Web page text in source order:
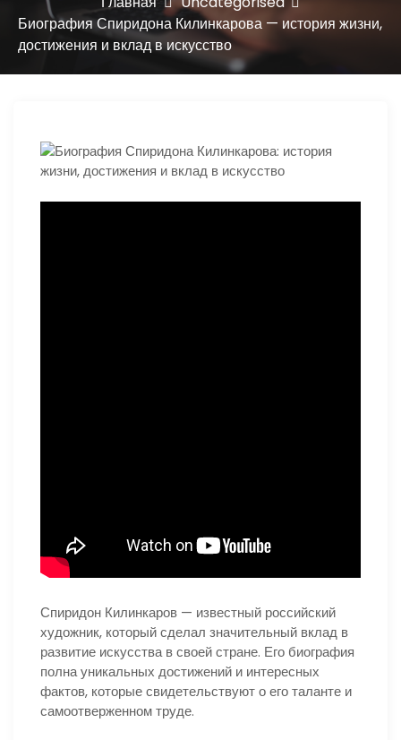
Биография Спиридона Килинкарова — история жизни,
достижения и вклад в искусство
Спиридон Килинкаров — известный российский
художник, который сделал значительный вклад в
развитие искусства в своей стране. Его биография
полна уникальных достижений и интересных
фактов, которые свидетельствуют о его таланте и
самоотверженном труде.